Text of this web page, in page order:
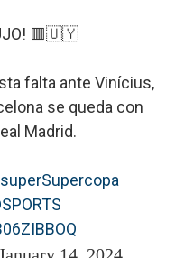
🟥🇺🇾
falta ante Vinícius,
se queda con
Madrid.